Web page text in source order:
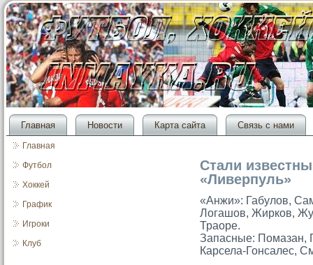
Главная Новости Карта сайта Связь с нами
Главная
Футбол
Хоккей
График
Игроки
Клуб
Стали
«Ливерпуль»
«Анжи»: Габулов,
Логашов, Жирков,
Траоре.
Запасные: Помазан,
Карсела-Гонсалес,